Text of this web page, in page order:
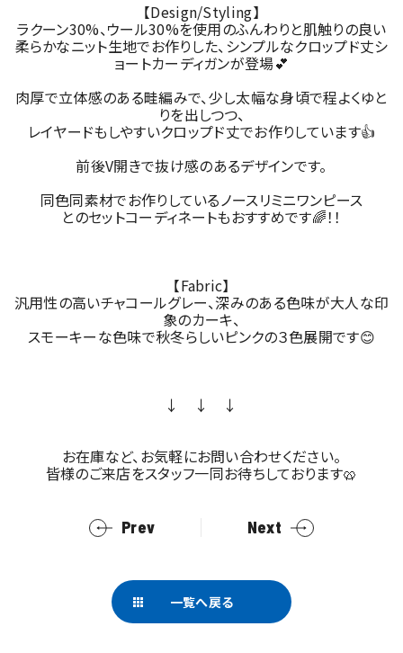
【Design/Styling】
ラクーン30%、ウール30%を使用のふんわりと肌触りの良い
柔らかなニット生地でお作りした、シンプルなクロップド丈シ
ョートカーディガンが登場💕
肉厚で立体感のある畦編みで、少し太幅な身頃で程よくゆと
りを出しつつ、
レイヤードもしやすいクロップド丈でお作りしています👍
前後V開きで抜け感のあるデザインです。
同色同素材でお作りしているノースリミニワンピース
とのセットコーディネートもおすすめです🌈！！
【Fabric】
汎用性の高いチャコールグレー、深みのある色味が大人な印
象のカーキ、
スモーキーな色味で秋冬らしいピンクの３色展開です😊
↓ ↓ ↓
お在庫など、お気軽にお問い合わせください。
皆様のご来店をスタッフ一同お待ちしております🥨
Prev Next
一覧へ戻る